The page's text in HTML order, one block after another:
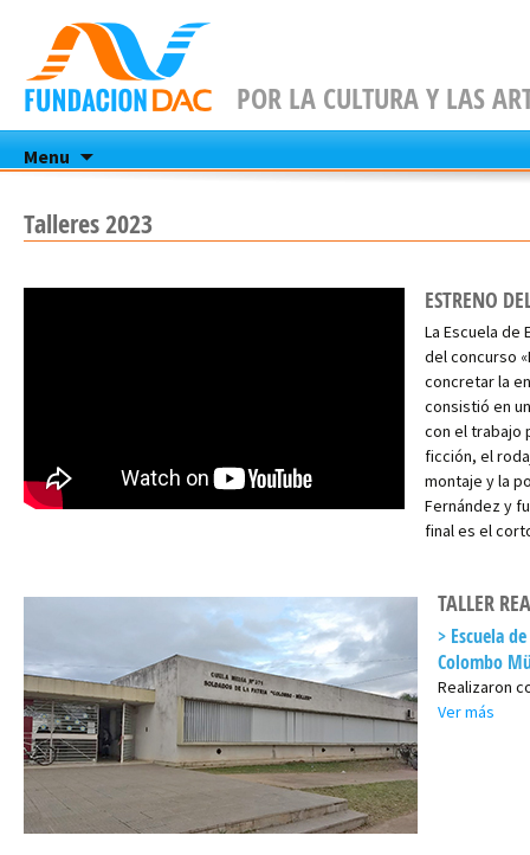
POR LA CULTURA Y LAS
Menu
Skip
to
Talleres 2023
ESTRENO
La Escuela de
del concurso
concretar la
consistió en
con el trabajo
ficción, el
montaje y la
Fernández y
final es el
TALLER
Escuela
Colombo
Realizaron
Ver más